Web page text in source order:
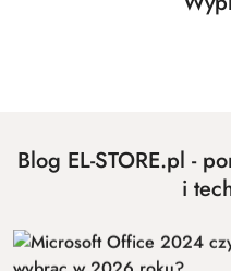
Pomiń karuzelę
Blog EL-STORE.pl -
i